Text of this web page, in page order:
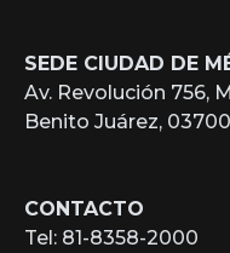
SEDE CIUDAD DE
Av. Revolución 756,
Benito Juárez,
CONTACTO
Tel: 81-8358-2000